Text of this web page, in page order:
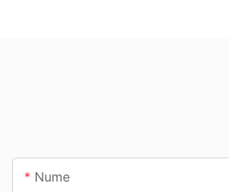
Nume